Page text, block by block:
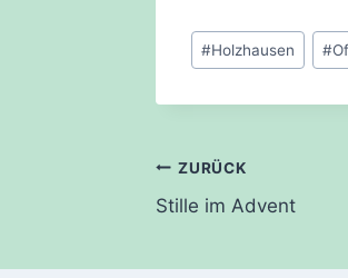
Schlagworte:
#Holzhausen #
ZURÜCK
Stille im Advent